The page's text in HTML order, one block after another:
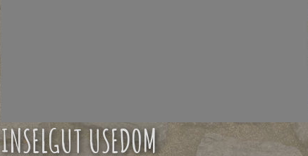
INSELGUT USEDOM